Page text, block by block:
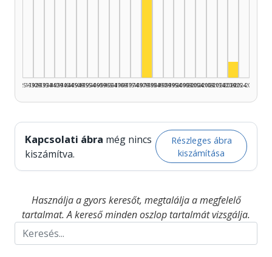
1925–1929
1930–1934
1935–1939
1940–1944
1945–1949
1950–1954
1955–1959
1960–1964
1965–1969
1970–1974
1975–1979
1980–1984
1985–1989
1990–1994
1995–1999
2000–2004
2005–2009
2010–2014
2015–2019
2020–2024
2025–2026
Kapcsolati ábra még nincs
kiszámítva.
Részleges ábra
kiszámítása
Használja a gyors keresőt, megtalálja a megfelelő
tartalmat. A kereső minden oszlop tartalmát vizsgálja.